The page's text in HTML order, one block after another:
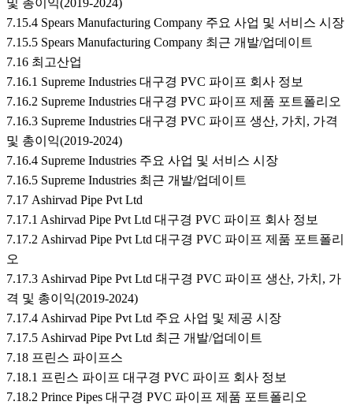
및 총이익(2019-2024)
7.15.4 Spears Manufacturing Company 주요 사업 및 서비스 시장
7.15.5 Spears Manufacturing Company 최근 개발/업데이트
7.16 최고산업
7.16.1 Supreme Industries 대구경 PVC 파이프 회사 정보
7.16.2 Supreme Industries 대구경 PVC 파이프 제품 포트폴리오
7.16.3 Supreme Industries 대구경 PVC 파이프 생산, 가치, 가격
및 총이익(2019-2024)
7.16.4 Supreme Industries 주요 사업 및 서비스 시장
7.16.5 Supreme Industries 최근 개발/업데이트
7.17 Ashirvad Pipe Pvt Ltd
7.17.1 Ashirvad Pipe Pvt Ltd 대구경 PVC 파이프 회사 정보
7.17.2 Ashirvad Pipe Pvt Ltd 대구경 PVC 파이프 제품 포트폴리
오
7.17.3 Ashirvad Pipe Pvt Ltd 대구경 PVC 파이프 생산, 가치, 가
격 및 총이익(2019-2024)
7.17.4 Ashirvad Pipe Pvt Ltd 주요 사업 및 제공 시장
7.17.5 Ashirvad Pipe Pvt Ltd 최근 개발/업데이트
7.18 프린스 파이프스
7.18.1 프린스 파이프 대구경 PVC 파이프 회사 정보
7.18.2 Prince Pipes 대구경 PVC 파이프 제품 포트폴리오